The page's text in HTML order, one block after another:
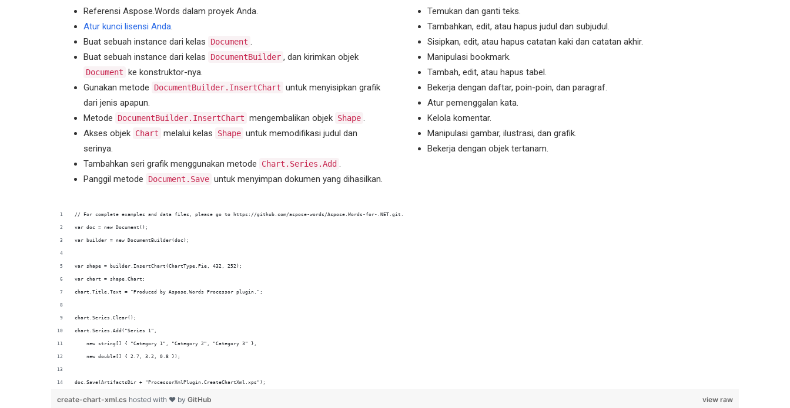
Referensi Aspose.Words dalam proyek Anda.
Atur kunci lisensi Anda.
Buat sebuah instance dari kelas
Document .
Buat sebuah instance dari kelas
DocumentBuilder , dan kirimkan objek
Document ke konstruktor-nya.
Gunakan metode
DocumentBuilder.InsertChart untuk menyisipkan grafik
dari jenis apapun.
Metode
DocumentBuilder.InsertChart mengembalikan objek Shape .
Akses objek Chart melalui kelas Shape untuk memodifikasi judul dan
serinya.
Tambahkan seri grafik menggunakan metode
Chart.Series.Add .
Panggil metode
Document.Save untuk menyimpan dokumen yang dihasilkan.
Temukan dan ganti teks.
Tambahkan, edit, atau hapus judul dan subjudul.
Sisipkan, edit, atau hapus catatan kaki dan catatan akhir.
Manipulasi bookmark.
Tambah, edit, atau hapus tabel.
Bekerja dengan daftar, poin-poin, dan paragraf.
Atur pemenggalan kata.
Kelola komentar.
Manipulasi gambar, ilustrasi, dan grafik.
Bekerja dengan objek tertanam.
doc.Save(ArtifactsDir + "ProcessorXmlPlugin.CreateChartXml.xps");
view raw
create-chart-xml.cs hosted with ❤ by GitHub